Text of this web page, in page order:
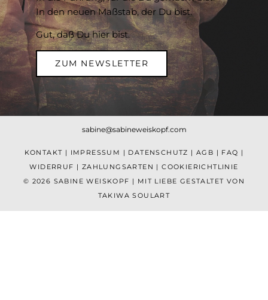
In den neuen Maßstab, der Du bist.
Gut, daß Du hier bist.
ZUM NEWSLETTER
sabine@sabineweiskopf.com
KONTAKT | IMPRESSUM | DATENSCHUTZ | AGB | FAQ |
WIDERRUF | ZAHLUNGSARTEN |COOKIERICHTLINIE
© 2026 SABINE WEISKOPF | MIT LIEBE GESTALTET VON
TAKIWA SOULART